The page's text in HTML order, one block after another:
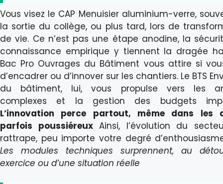
Vous visez le CAP Menuisier aluminium-verre,
la sortie du collège, ou plus tard, lors de
de vie. Ce n’est pas une étape anodine, la
connaissance empirique y tiennent la dragée
Bac Pro Ouvrages du Bâtiment vous attire si
d’encadrer ou d’innover sur les chantiers. Le BTS
du bâtiment, lui, vous propulse vers les
complexes et la gestion des budgets
L’innovation perce partout, même dans les
parfois poussiéreuxAinsi, l’évolution du
rattrape, peu importe votre degré
Les modules techniques surprennent, au
exercice ou d’une situation réelle